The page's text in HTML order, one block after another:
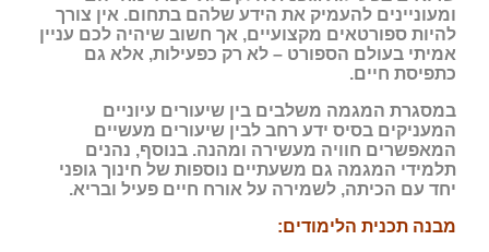
ומעוניינים להעמיק את הידע שלהם בתחום. אין צורך
להיות ספורטאים מקצועיים, אך חשוב שיהיה לכם עניין
אמיתי בעולם הספורט – לא רק כפעילות, אלא גם
כתפיסת חיים.
במסגרת המגמה משלבים בין שיעורים עיוניים
המעניקים בסיס ידע רחב לבין שיעורים מעשיים
המאפשרים חוויה מעשירה ומהנה. בנוסף, נהנים
תלמידי המגמה גם משעתיים נוספות של חינוך גופני
יחד עם הכיתה, לשמירה על אורח חיים פעיל ובריא.
מבנה תכנית הלימודים: